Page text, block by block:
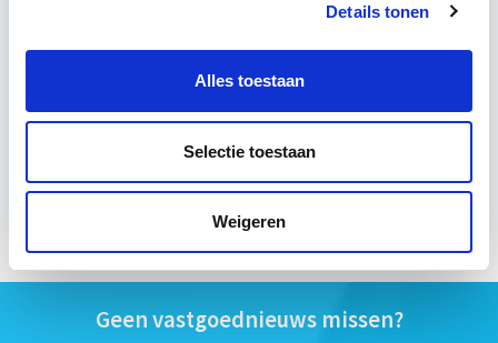
Details tonen
Alles toestaan
Selectie toestaan
Weigeren
Eerstvolgende startdatum
ma 14 sep 2026 - Utrecht
Meer informatie
Geen vastgoednieuws missen?